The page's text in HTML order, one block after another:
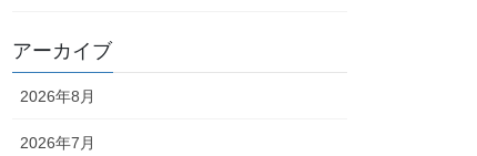
アーカイブ
2026年8月
2026年7月